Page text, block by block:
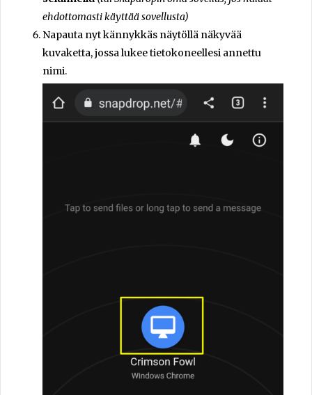
ehdottomasti käyttää sovellusta)
Napauta nyt kännykkäs näytöllä näkyvää
kuvaketta, jossa lukee tietokoneellesi annettu
nimi.